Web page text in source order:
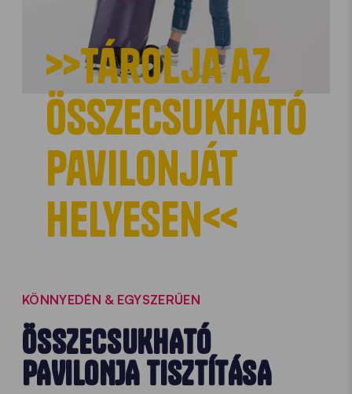
>>Tárolja az
összecsukható
pavilonját
helyesen<<
KÖNNYEDÉN & EGYSZERŰEN
ÖSSZECSUKHATÓ
PAVILONJA TISZTÍTÁSA